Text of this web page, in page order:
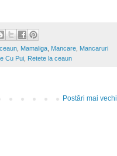
Mamaliga Mancare Mancaruri
Cu Pui Retete la ceaun
Postări mai vechi